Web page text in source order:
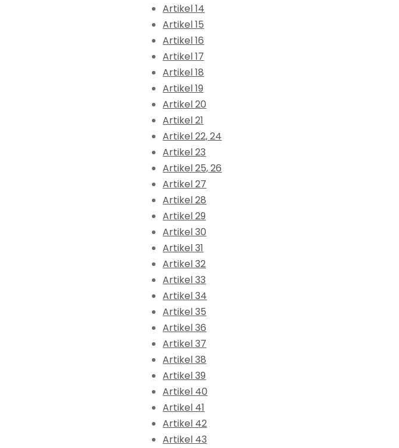
Artikel 14
Artikel 15
Artikel 16
Artikel 17
Artikel 18
Artikel 19
Artikel 20
Artikel 21
Artikel 22, 24
Artikel 23
Artikel 25, 26
Artikel 27
Artikel 28
Artikel 29
Artikel 30
Artikel 31
Artikel 32
Artikel 33
Artikel 34
Artikel 35
Artikel 36
Artikel 37
Artikel 38
Artikel 39
Artikel 40
Artikel 41
Artikel 42
Artikel 43